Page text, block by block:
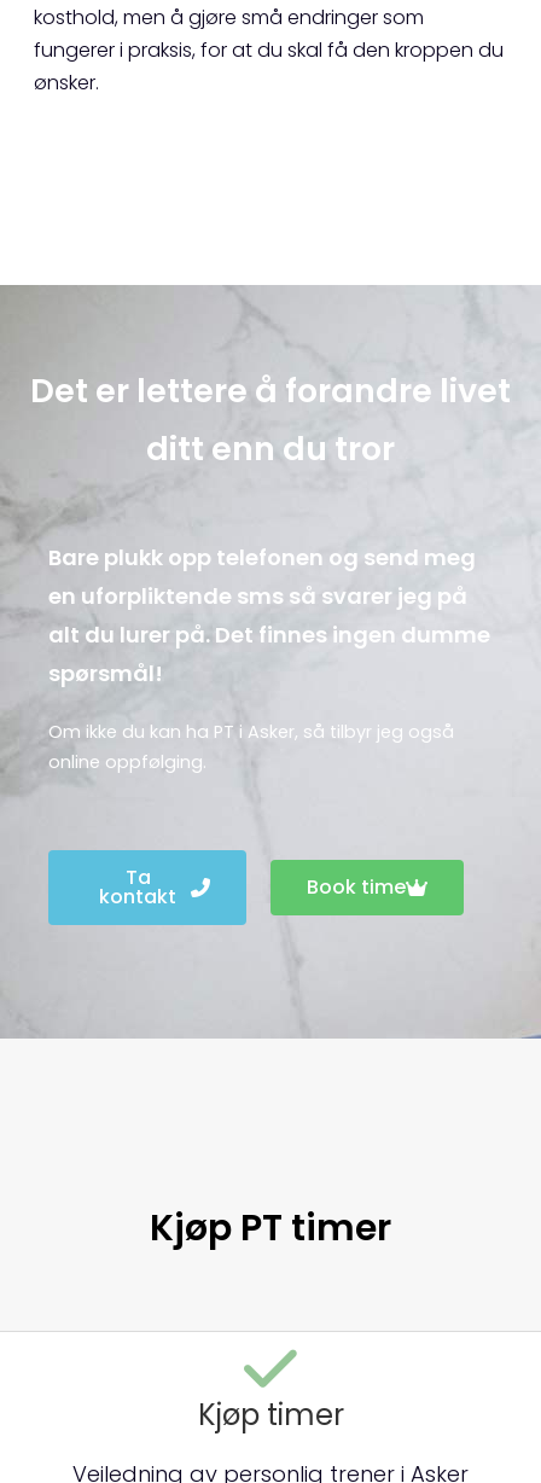
kosthold, men å gjøre små endringer som
fungerer i praksis, for at du skal få den kroppen du
ønsker.
Det er lettere å forandre livet
ditt enn du tror
Bare plukk opp telefonen og send meg
en uforpliktende sms så svarer jeg på
alt du lurer på. Det finnes ingen dumme
spørsmål!
Om ikke du kan ha PT i Asker, så tilbyr jeg også
online oppfølging.
Ta
kontakt Book time
Kjøp PT timer
Kjøp timer
Veiledning av personlig trener i Asker